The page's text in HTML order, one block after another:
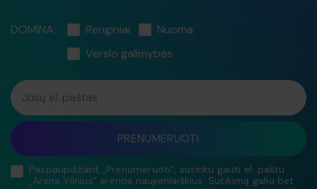
DOMINA: Renginiai
Nuoma
Verslo galimybės
Jūsų el. paštas
PRENUMERUOTI
Paspaupdžiant „Prenumeruoti“, sutinku gauti el. paštu
„Arena Vilnius“ arenos naujienlaiškius. Sutikimą galiu bet